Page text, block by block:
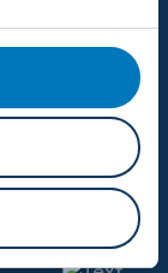
ett stort
för dig
ortoser,
mera.